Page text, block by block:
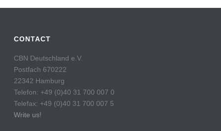
CONTACT
CBN Deutschland e.V.
Postfach 670222
22342 Hamburg
Telefon: +49 (0)40 31 700 007 0
Telefax: +49 (0)40 31 700 007 5
Write us!